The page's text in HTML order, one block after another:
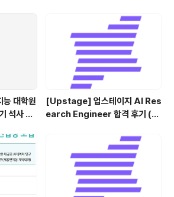
능 대학원
석사 지
[Upstage] 업스테이지 AI Res
earch Engineer 합격 후기 (정